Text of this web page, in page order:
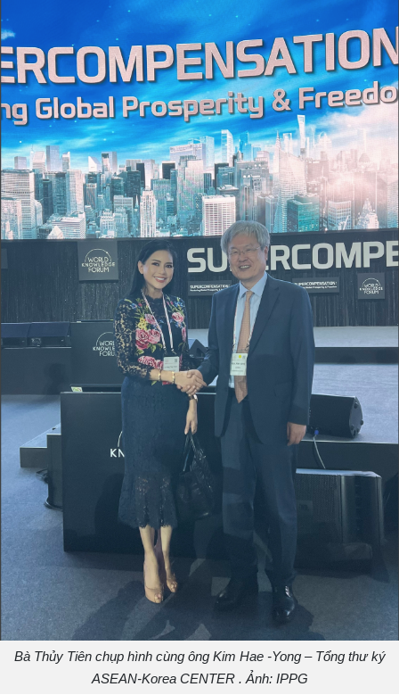
Bà Thủy Tiên chụp hình cùng ông Kim Hae -Yong – Tổng thư ký
ASEAN-Korea CENTER . Ảnh: IPPG